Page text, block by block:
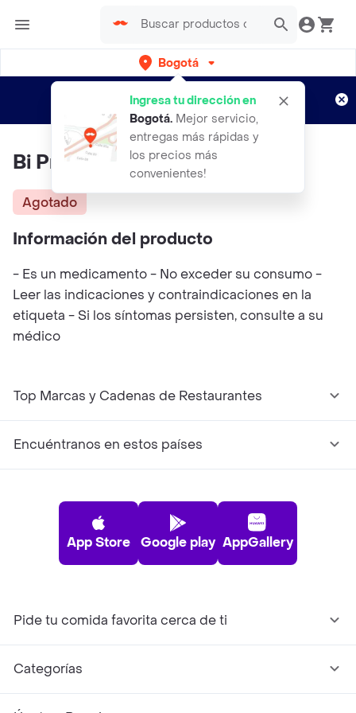
Bogotá
Ingresa tu dirección en
Bogotá. Mejor servicio,
entregas más rápidas y
los precios más
convenientes!
envíos gratis por semanas
Aplican TyC
Bi Pro Mass
Agotado
Información del producto
- Es un medicamento - No exceder su consumo -
Leer las indicaciones y contraindicaciones en la
etiqueta - Si los síntomas persisten, consulte a su
médico
Top Marcas y Cadenas de Restaurantes
Encuéntranos en estos países
App Store Google play AppGallery
Pide tu comida favorita cerca de ti
Categorías